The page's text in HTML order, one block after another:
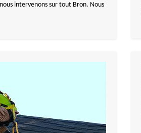
intervenons sur tout Bron. Nous